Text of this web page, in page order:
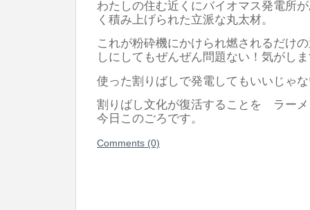
わたしの住む近くにバイオマス発電所
く積み上げられた立派な丸太材。
これが粉砕機にかけられ燃されるだけ
しにしてもぜんぜん問題ない！気がし
使った割りばしで発電してもいいじゃ
割りばし文化が復活することを ラー
今日このごろです。
Comments (0)